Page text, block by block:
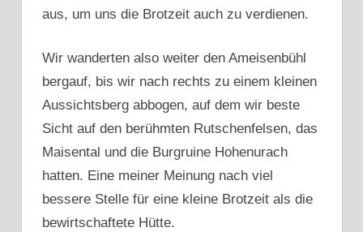
aus, um uns die Brotzeit auch zu verdienen.
Wir wanderten also weiter den Ameisenbühl
bergauf, bis wir nach rechts zu einem kleinen
Aussichtsberg abbogen, auf dem wir beste
Sicht auf den berühmten Rutschenfelsen, das
Maisental und die Burgruine Hohenurach
hatten. Eine meiner Meinung nach viel
bessere Stelle für eine kleine Brotzeit als die
bewirtschaftete Hütte.